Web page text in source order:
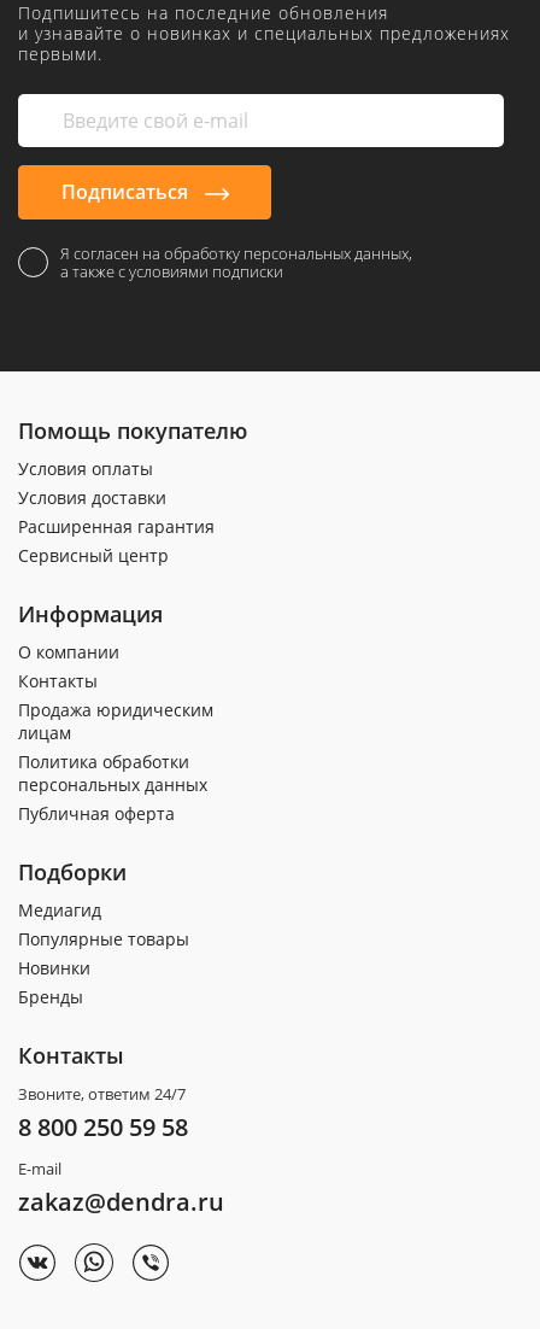
Подпишитесь на последние обновления
и узнавайте о новинках и специальных предложениях
первыми.
Подписаться
Я согласен на обработку персональных данных,
а также с условиями подписки
Помощь покупателю
Условия оплаты
Условия доставки
Расширенная гарантия
Сервисный центр
Информация
О компании
Контакты
Продажа юридическим
лицам
Политика обработки
персональных данных
Публичная оферта
Подборки
Медиагид
Популярные товары
Новинки
Бренды
Контакты
Звоните, ответим 24/7
8 800 250 59 58
E-mail
zakaz@dendra.ru